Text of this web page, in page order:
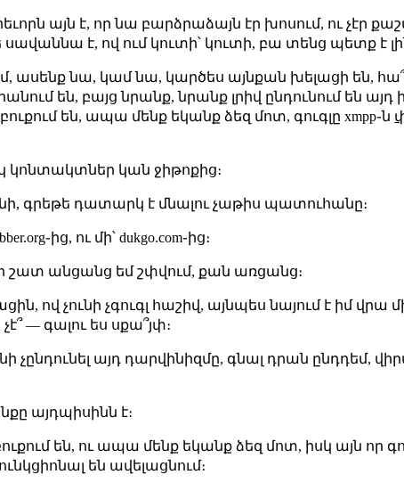
այն է, որ նա բարձրաձայն էր խոսում, ու չէր
է, ով ում կուտի՝ կուտի, բա տենց պետք է
ասենք նա, կամ նա, կարծես այնքան խելացի են,
են, բայց նրանք, նրանք լրիվ ընդունում են
են, ապա մենք եկանք ձեզ մոտ, գուգլը xmpp֊ն
կոնտակտներ կան ջիթոքից։
գրեթե դատարկ է մնալու չաթիս պատուհանը։
ու մի՝ dukgo.com֊ից։
շատ անցանց եմ շփվում, քան առցանց։
ով չունի չգուգլ հաշիվ, այնպես նայում է իմ վրա
չէ՞ — գալու ես սքա՞յփ։
չընդունել այդ դարվինիզմը, գնալ դրան ընդդեմ,
այդպիսինն է։
են, ու ապա մենք եկանք ձեզ մոտ, իսկ այն որ
են ավելացնում։